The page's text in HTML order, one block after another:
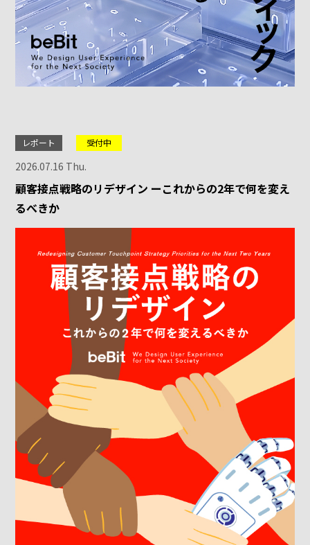
レポート 受付中
2026.07.16 Thu.
顧客接点戦略のリデザイン ーこれからの2年で何を変え
るべきか